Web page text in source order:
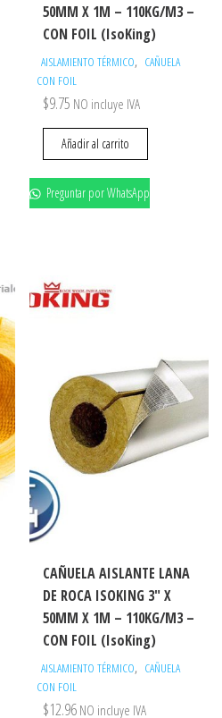
50MM X 1M – 110KG/M3 –
CON FOIL (IsoKing)
AISLAMIENTO TÉRMICO, CAÑUELA
CON FOIL
$9.75 NO incluye IVA
Añadir al carrito
Preguntar por WhatsApp
CAÑUELA AISLANTE LANA
DE ROCA ISOKING 3″ X
50MM X 1M – 110KG/M3 –
CON FOIL (IsoKing)
AISLAMIENTO TÉRMICO, CAÑUELA
CON FOIL
$12.96 NO incluye IVA